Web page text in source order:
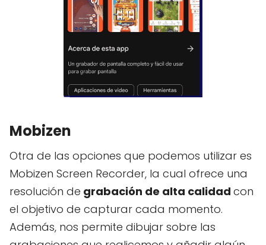
Mobizen
Otra de las opciones que podemos utilizar es
Mobizen Screen Recorder, la cual ofrece una
resolución de grabación de alta calidad con
el objetivo de capturar cada momento.
Además, nos permite dibujar sobre las